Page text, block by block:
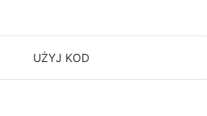
UŻYJ KOD